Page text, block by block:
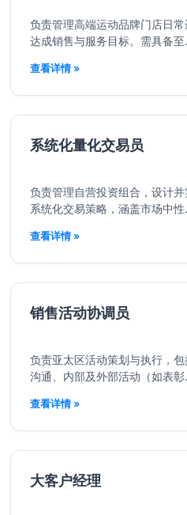
负责管理高端运动品牌门店日
达成销售与服务目标。需具备至
查看详情 »
系统化量化交易员
负责管理自营投资组合，设计
系统化交易策略，涵盖市场中性
查看详情 »
销售活动协调员
负责亚太区活动策划与执行，
沟通、内部及外部活动（如表彰
查看详情 »
大客户经理